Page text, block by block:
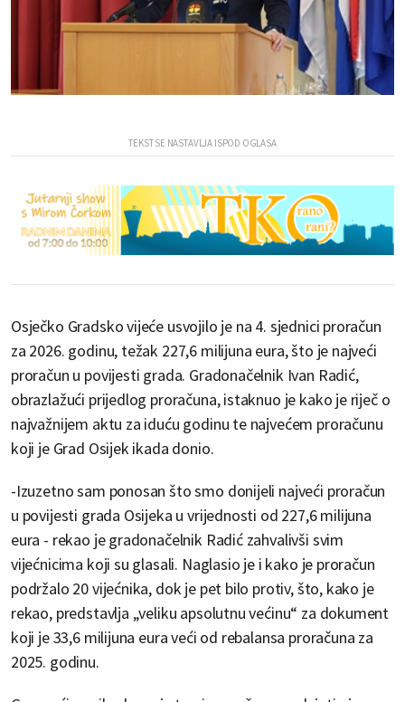
Osječko Gradsko vijeće usvojilo je na 4. sjednici proračun
za 2026. godinu, težak 227,6 milijuna eura, što je najveći
proračun u povijesti grada. Gradonačelnik Ivan Radić,
obrazlažući prijedlog proračuna, istaknuo je kako je riječ o
najvažnijem aktu za iduću godinu te najvećem proračunu
koji je Grad Osijek ikada donio.
-Izuzetno sam ponosan što smo donijeli najveći proračun
u povijesti grada Osijeka u vrijednosti od 227,6 milijuna
eura - rekao je gradonačelnik Radić zahvalivši svim
vijećnicima koji su glasali. Naglasio je i kako je proračun
podržalo 20 vijećnika, dok je pet bilo protiv, što, kako je
rekao, predstavlja „veliku apsolutnu većinu“ za dokument
koji je 33,6 milijuna eura veći od rebalansa proračuna za
2025. godinu.